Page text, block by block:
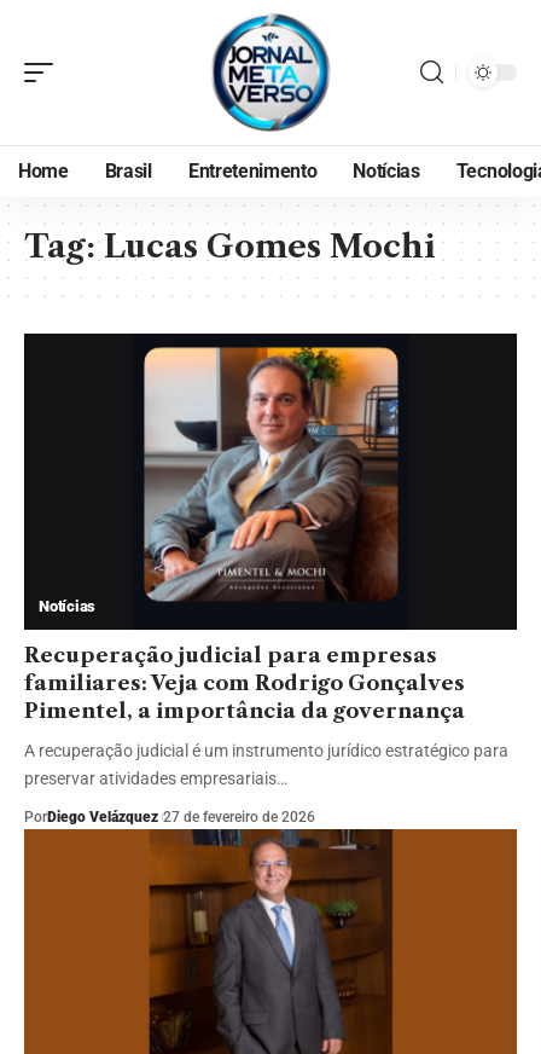
Home Brasil Entretenimento Notícias
Tag:Lucas Gomes Mochi
Notícias
Recuperação judicial para empresas
familiares: Veja com Rodrigo Gonçalves
Pimentel, a importância da governança
A recuperação judicial é um instrumento jurídico estratégico para
preservar atividades empresariais…
PorDiego Velázquez 27 de fevereiro de 2026